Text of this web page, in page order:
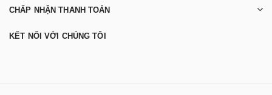
CHẤP NHẬN THANH TOÁN
KẾT NỐI VỚI CHÚNG TÔI